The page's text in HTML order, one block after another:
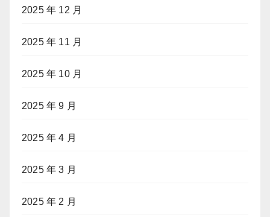
2025 年 12 月
2025 年 11 月
2025 年 10 月
2025 年 9 月
2025 年 4 月
2025 年 3 月
2025 年 2 月